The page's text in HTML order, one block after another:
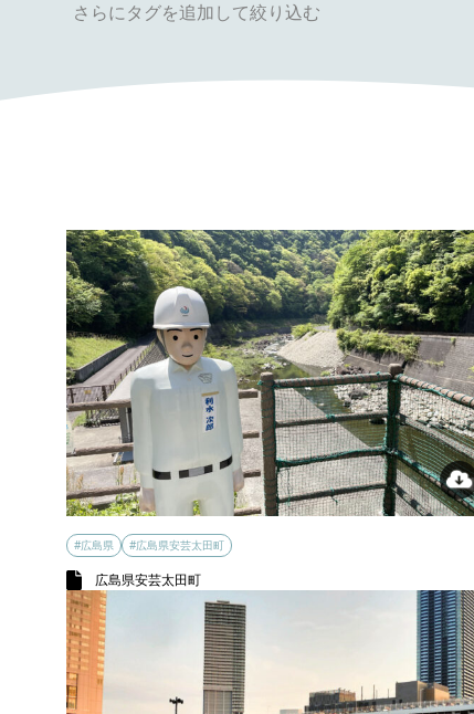
さらにタグを追加して絞り込む
#広島県 #広島県安芸太田町
広島県安芸太田町